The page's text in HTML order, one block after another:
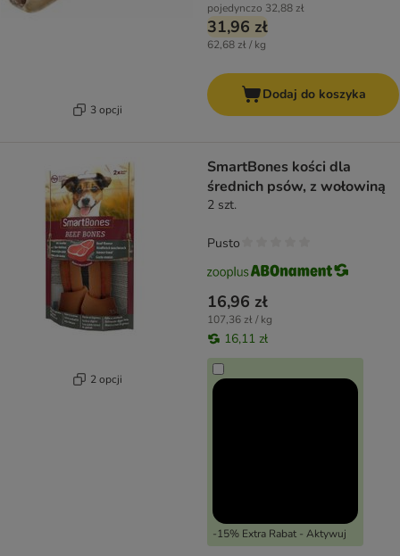
3 opcji
pojedynczo 32,88 zł
31,96 zł
62,68 zł / kg
Dodaj do koszyka
2 opcji
SmartBones kości dla
średnich psów, z wołowiną
2 szt.
16,96 zł
107,36 zł / kg
16,11 zł
-15% Extra Rabat - Aktywuj
Pusto